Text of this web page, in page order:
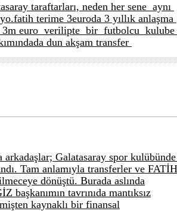
taraftarları, neden her sene aynı
terime 3euroda 3 yıllık anlaşma
3m euro verilipte bir futbolcu kulube
dun akşam transfer
arkadaşlar; Galatasaray spor
Tam anlamıyla transferler ve FATİH
dönüştü. Burada aslında
başkanımın tavrınıda mantıksız
kaynaklı bir finansal